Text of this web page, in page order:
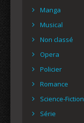
Manga
Musical
Non classé
Opera
Policier
Romance
Science-Fiction
Série